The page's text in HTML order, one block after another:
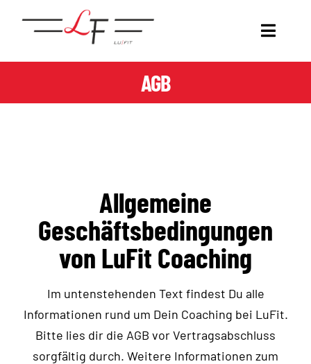
COACHING
TRANSFORMATION WALL
KOOPERATIONEN
AGB
Allgemeine
Geschäftsbedingungen
von LuFit Coaching
Im untenstehenden Text findest Du alle
Informationen rund um Dein Coaching bei LuFit.
Bitte lies dir die AGB vor Vertragsabschluss
sorgfältig durch. Weitere Informationen zum